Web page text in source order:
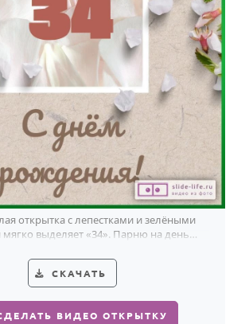
открытка с лепестками и зелёными
выделяет «34». Парню на день
СКАЧАТЬ
ВИДЕО ОТКРЫТКУ